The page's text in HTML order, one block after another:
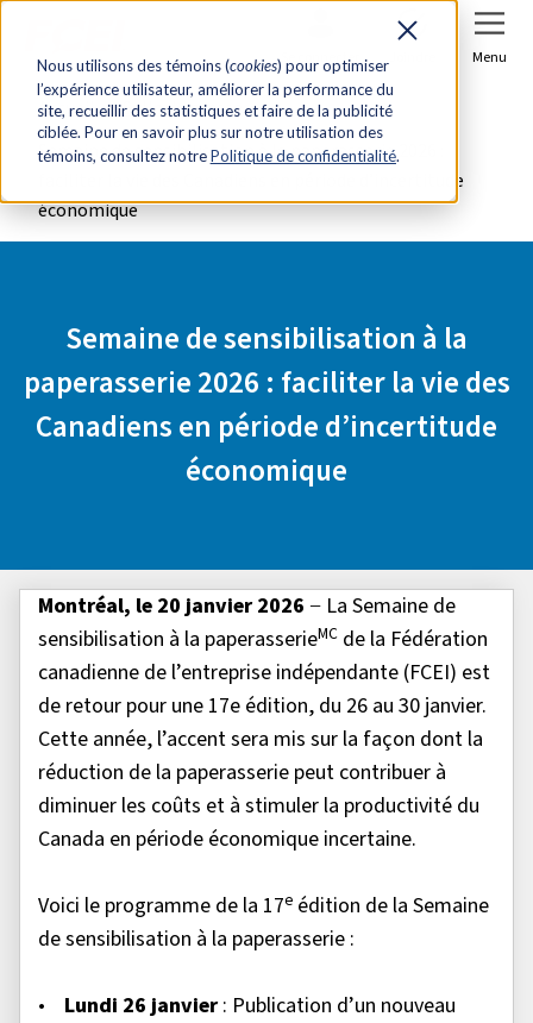
Nous utilisons des témoins (cookies) pour optimiser
l’expérience utilisateur, améliorer la performance du
site, recueillir des statistiques et faire de la publicité
ciblée. Pour en savoir plus sur notre utilisation des
témoins, consultez notrePolitique de confidentialité.
Se connecter Menu
Accueil
Salle de presse
Semaine de sensibilisation à la paperasserie 2026 :
faciliter la vie des Canadiens en période d’incertitude
économique
Semaine de sensibilisation à la
paperasserie 2026 : faciliter la vie des
Canadiens en période d’incertitude
économique
Montréal, le 20 janvier 2026 − La Semaine de
sensibilisation à la paperasserieMC de la Fédération
canadienne de l’entreprise indépendante (FCEI) est
de retour pour une 17e édition, du 26 au 30 janvier.
Cette année, l’accent sera mis sur la façon dont la
réduction de la paperasserie peut contribuer à
diminuer les coûts et à stimuler la productivité du
Canada en période économique incertaine.
Voici le programme de la 17e édition de la Semaine
de sensibilisation à la paperasserie :
• Lundi 26 janvier: Publication d’un nouveau